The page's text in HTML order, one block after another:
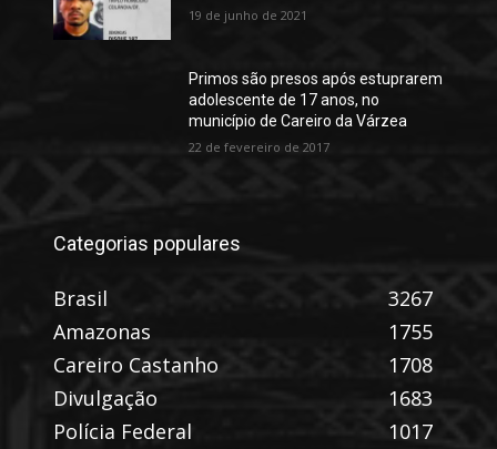
19 de junho de 2021
Primos são presos após estuprarem
adolescente de 17 anos, no
município de Careiro da Várzea
22 de fevereiro de 2017
Categorias populares
Brasil
3267
Amazonas
1755
Careiro Castanho
1708
Divulgação
1683
Polícia Federal
1017